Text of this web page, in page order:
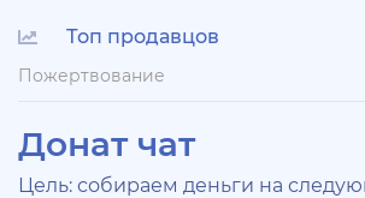
Топ продавцов
Пожертвование
Донат чат
Цель: собираем деньги на